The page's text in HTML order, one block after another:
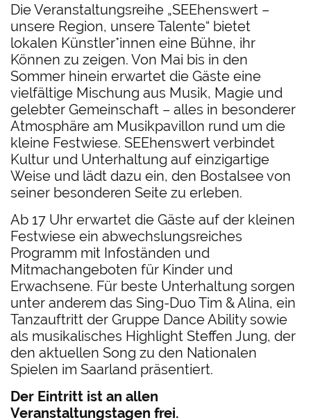
Die Veranstaltungsreihe „SEEhenswert –
unsere Region, unsere Talente“ bietet
lokalen Künstler*innen eine Bühne, ihr
Können zu zeigen. Von Mai bis in den
Sommer hinein erwartet die Gäste eine
vielfältige Mischung aus Musik, Magie und
gelebter Gemeinschaft – alles in besonderer
Atmosphäre am Musikpavillon rund um die
kleine Festwiese. SEEhenswert verbindet
Kultur und Unterhaltung auf einzigartige
Weise und lädt dazu ein, den Bostalsee von
seiner besonderen Seite zu erleben.
Ab 17 Uhr erwartet die Gäste auf der kleinen
Festwiese ein abwechslungsreiches
Programm mit Infoständen und
Mitmachangeboten für Kinder und
Erwachsene. Für beste Unterhaltung sorgen
unter anderem das Sing-Duo Tim & Alina, ein
Tanzauftritt der Gruppe Dance Ability sowie
als musikalisches Highlight Steffen Jung, der
den aktuellen Song zu den Nationalen
Spielen im Saarland präsentiert.
Der Eintritt ist an allen
Veranstaltungstagen frei.